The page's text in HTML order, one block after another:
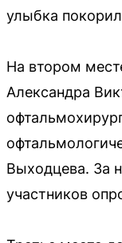
улыбка
На втором
Александра
Выходцева. За
участников